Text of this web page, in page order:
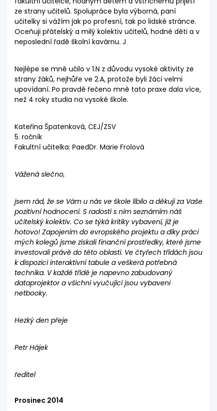
ze strany učitelů. Spolupráce byla výborná, paní
učitelky si vážím jak po profesní, tak po lidské stránce.
Oceňuji přátelský a milý kolektiv učitelů, hodné děti a v
neposlední řadě školní kavárnu. J
Nejlépe se mně učilo v 1.N z důvodu vysoké aktivity ze
strany žáků, nejhůře ve 2.A, protože byli žáci velmi
upovídaní. Po pravdě řečeno mně tato praxe dala více,
než 4 roky studia na vysoké škole.
Kateřina Špatenková, CEJ/ZSV
5. ročník
Fakultní učitelka: PaedDr. Marie Frolová
Vážená slečno,
jsem rád, že se Vám u nás ve škole líbilo a děkuji za Vaše
pozitivní hodnocení. S radostí s ním seznámím náš
učitelský kolektiv. Co se týká kritiky vybavení, již je
hotovo! Zapojením do evropského projektu a díky práci
mých kolegů jsme získali finanční prostředky, které jsme
investovali právě do této oblasti. Ve čtyřech třídách jsou
k dispozici interaktivní tabule a veškerá potřebná
technika. V každé třídě je napevno zabudovaný
dataprojektor a všichni vyučující jsou vybaveni
netbooky.
Hezký den přeje
Petr Hájek
ředitel
Prosinec 2014